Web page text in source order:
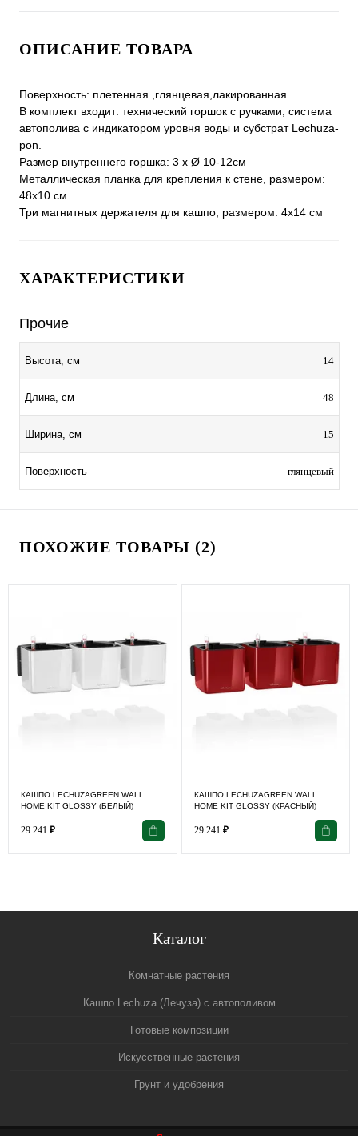
ОПИСАНИЕ ТОВАРА
Поверхность: плетенная ,глянцевая,лакированная.
В комплект входит: технический горшок с ручками, система
автополива с индикатором уровня воды и субстрат Lechuza-
pon.
Размер внутреннего горшка: 3 x Ø 10-12см
Металлическая планка для крепления к стене, размером:
48x10 см
Три магнитных держателя для кашпо, размером: 4x14 см
ХАРАКТЕРИСТИКИ
Прочие
Высота, см 14
Длина, см 48
Ширина, см 15
Поверхность глянцевый
ПОХОЖИЕ ТОВАРЫ (2)
КАШПО LECHUZAGREEN WALL
HOME KIT GLOSSY (БЕЛЫЙ)
29 241 ₽
КАШПО LECHUZAGREEN WALL
HOME KIT GLOSSY (КРАСНЫЙ)
29 241 ₽
Каталог
Комнатные растения
Кашпо Lechuza (Лечуза) с автополивом
Готовые композиции
Искусственные растения
Грунт и удобрения